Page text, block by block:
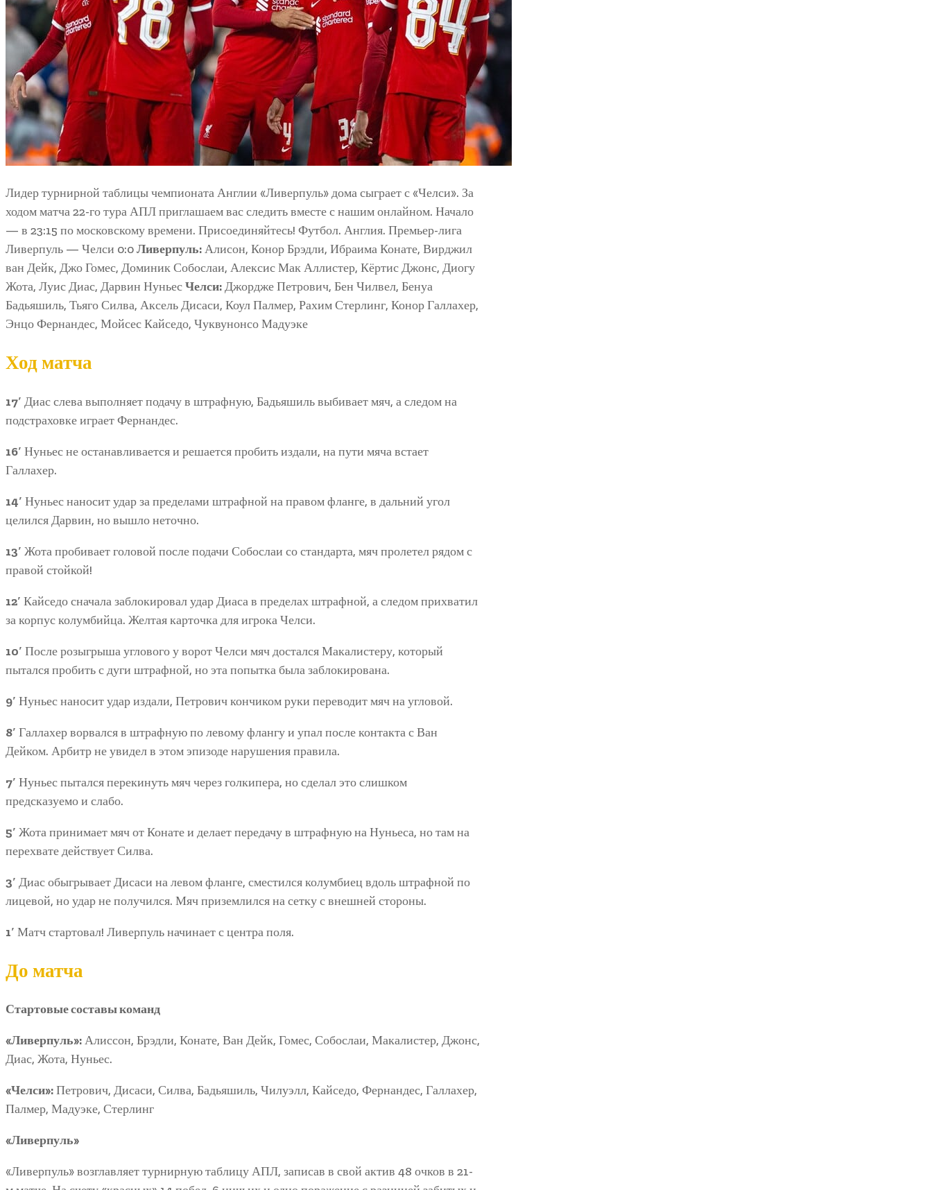
Лидер турнирной таблицы чемпионата Англии «Ливерпуль» дома сыграет с «Челси». За
ходом матча 22-го тура АПЛ приглашаем вас следить вместе с нашим онлайном. Начало
— в 23:15 по московскому времени. Присоединяйтесь! Футбол. Англия. Премьер-лига
Ливерпуль — Челси 0:0Ливерпуль:Алисон, Конор Брэдли, Ибраима Конате, Вирджил
ван Дейк, Джо Гомес, Доминик Собослаи, Алексис Мак Аллистер, Кёртис Джонс, Диогу
Жота, Луис Диас, Дарвин НуньесЧелси:Джордже Петрович, Бен Чилвел, Бенуа
Бадьяшиль, Тьяго Силва, Аксель Дисаси, Коул Палмер, Рахим Стерлинг, Конор Галлахер,
Энцо Фернандес, Мойсес Кайседо, Чуквунонсо Мадуэке
Ход матча
17′ Диас слева выполняет подачу в штрафную, Бадьяшиль выбивает мяч, а следом на
подстраховке играет Фернандес.
16′ Нуньес не останавливается и решается пробить издали, на пути мяча встает
Галлахер.
14′ Нуньес наносит удар за пределами штрафной на правом фланге, в дальний угол
целился Дарвин, но вышло неточно.
13′ Жота пробивает головой после подачи Собослаи со стандарта, мяч пролетел рядом с
правой стойкой!
12′ Кайседо сначала заблокировал удар Диаса в пределах штрафной, а следом прихватил
за корпус колумбийца. Желтая карточка для игрока Челси.
10′ После розыгрыша углового у ворот Челси мяч достался Макалистеру, который
пытался пробить с дуги штрафной, но эта попытка была заблокирована.
9′ Нуньес наносит удар издали, Петрович кончиком руки переводит мяч на угловой.
8′ Галлахер ворвался в штрафную по левому флангу и упал после контакта с Ван
Дейком. Арбитр не увидел в этом эпизоде нарушения правила.
7′ Нуньес пытался перекинуть мяч через голкипера, но сделал это слишком
предсказуемо и слабо.
5′ Жота принимает мяч от Конате и делает передачу в штрафную на Нуньеса, но там на
перехвате действует Силва.
3′ Диас обыгрывает Дисаси на левом фланге, сместился колумбиец вдоль штрафной по
лицевой, но удар не получился. Мяч приземлился на сетку с внешней стороны.
1′ Матч стартовал! Ливерпуль начинает с центра поля.
До матча
Стартовые составы команд
«Ливерпуль»:Алиссон, Брэдли, Конате, Ван Дейк, Гомес, Собослаи, Макалистер, Джонс,
Диас, Жота, Нуньес.
«Челси»:Петрович, Дисаси, Силва, Бадьяшиль, Чилуэлл, Кайседо, Фернандес, Галлахер,
Палмер, Мадуэке, Стерлинг
«Ливерпуль»
«Ливерпуль» возглавляет турнирную таблицу АПЛ, записав в свой актив 48 очков в 21-